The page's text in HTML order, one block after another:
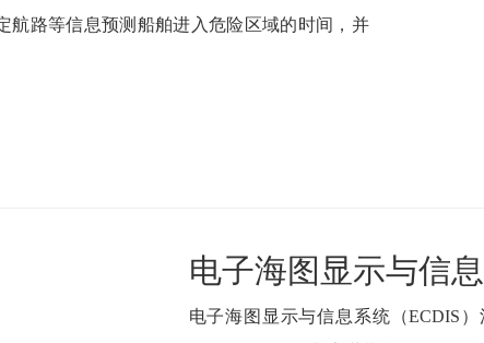
航路等信息预测船舶进入危险区域的时间，并
电子海图显示与信
电子海图显示与信息系统（ECDIS